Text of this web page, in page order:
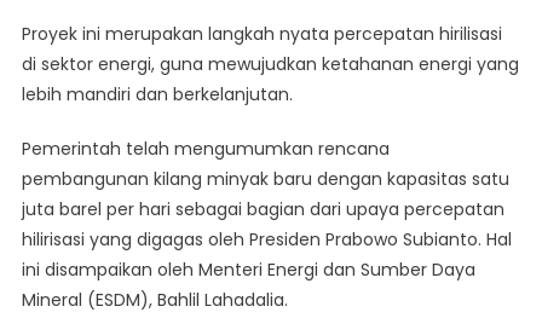
Minyak
Baru
Proyek ini merupakan langkah nyata percepatan hirilisasi
di sektor energi, guna mewujudkan ketahanan energi yang
lebih mandiri dan berkelanjutan.
Pemerintah telah mengumumkan rencana
pembangunan kilang minyak baru dengan kapasitas satu
juta barel per hari sebagai bagian dari upaya percepatan
hilirisasi yang digagas oleh Presiden Prabowo Subianto. Hal
ini disampaikan oleh Menteri Energi dan Sumber Daya
Mineral (ESDM), Bahlil Lahadalia.